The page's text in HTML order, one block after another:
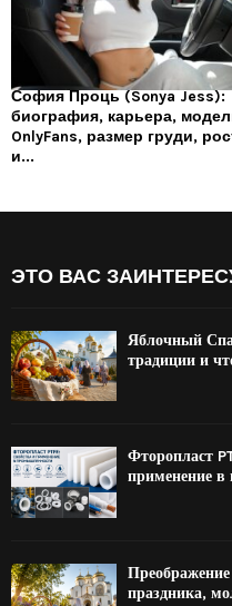
София Проць (Sonya Jess):
биография, карьера,
OnlyFans, размер груди,
и...
ЭТО ВАС
Яблочный
традиции и
Фторопласт
применение
праздника,